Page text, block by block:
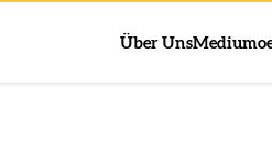
Über UnsMedium